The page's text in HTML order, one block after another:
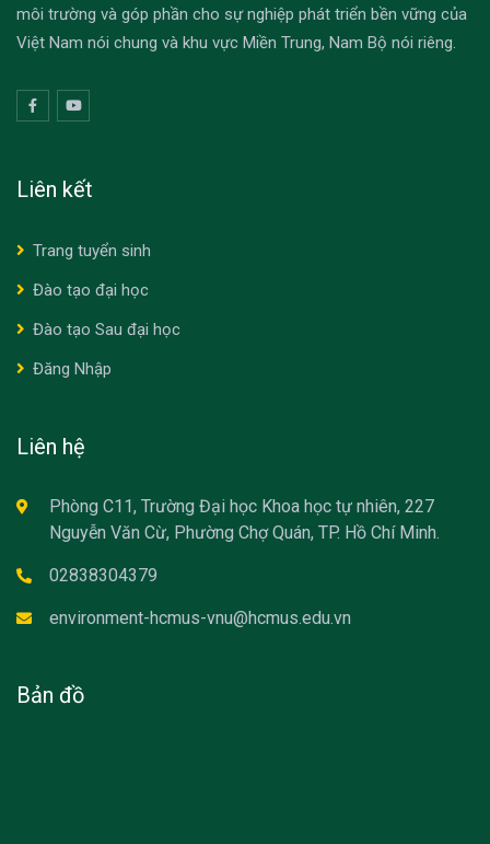
môi trường và góp phần cho sự nghiệp phát triển bền vững của
Việt Nam nói chung và khu vực Miền Trung, Nam Bộ nói riêng.
Liên kết
Trang tuyển sinh
Đào tạo đại học
Đào tạo Sau đại học
Đăng Nhập
Liên hệ
Phòng C11, Trường Đại học Khoa học tự nhiên, 227
Nguyễn Văn Cừ, Phường Chợ Quán, TP. Hồ Chí Minh.
02838304379
environment-hcmus-vnu@hcmus.edu.vn
Bản đồ